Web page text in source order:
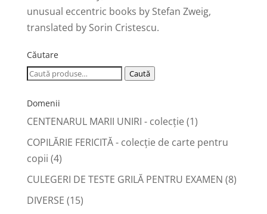
unusual eccentric books by Stefan Zweig,
translated by Sorin Cristescu.
Căutare
Caută
Caută
Domenii
CENTENARUL MARII UNIRI - colecție(1)
COPILĂRIE FERICITĂ - colecţie de carte pentru
copii (4)
CULEGERI DE TESTE GRILĂ PENTRU EXAMEN (8)
DIVERSE (15)